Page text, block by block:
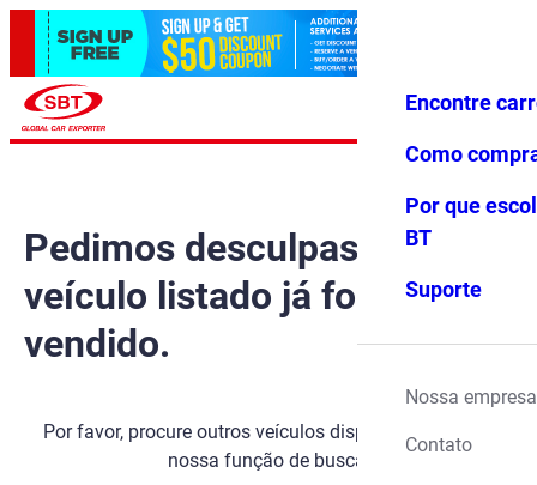
Favoritos Menu
Encontre
Como
Por que
BT
Suporte
Nossa empresa
Contato
Pedimos desculpas, mas o
veículo listado já foi
vendido.
Por favor, procure outros veículos disponíveis usando
nossa função de busca.